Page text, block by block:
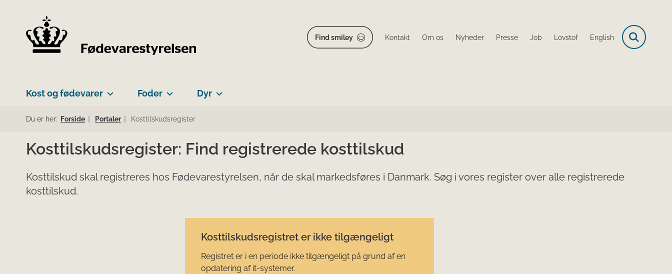
Find smiley Kontakt Om os Nyheder Presse Job Lovstof English
Kost og fødevarer Foder Dyr
Du er her: Forside Portaler Kosttilskudsregister
Kosttilskudsregister: Find registrerede kosttilskud
Kosttilskud skal registreres hos Fødevarestyrelsen, når de skal markedsføres i Danmark. Søg i vores register over alle registrerede
kosttilskud.
Kosttilskudsregistret er ikke tilgængeligt
Registret er i en periode ikke tilgængeligt på grund af en
opdatering af it-systemer.